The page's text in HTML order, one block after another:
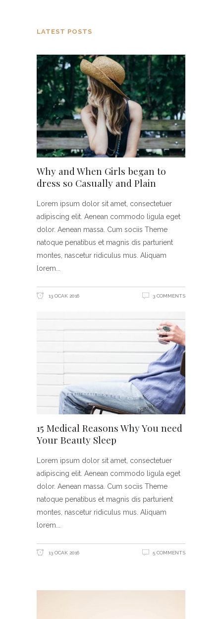
LATEST POSTS
Why and When Girls began to
dress so Casually and Plain
Lorem ipsum dolor sit amet, consectetuer
adipiscing elit. Aenean commodo ligula eget
dolor. Aenean massa. Cum sociis Theme
natoque penatibus et magnis dis parturient
montes, nascetur ridiculus mus. Aliquam
lorem
13 OCAK 2016 3 COMMENTS
15 Medical Reasons Why You need
Your Beauty Sleep
Lorem ipsum dolor sit amet, consectetuer
adipiscing elit. Aenean commodo ligula eget
dolor. Aenean massa. Cum sociis Theme
natoque penatibus et magnis dis parturient
montes, nascetur ridiculus mus. Aliquam
lorem
13 OCAK 2016 5 COMMENTS